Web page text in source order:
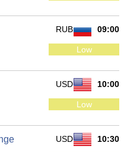
09:00
RUB
Low
10:00
USD
Low
10:30
USD